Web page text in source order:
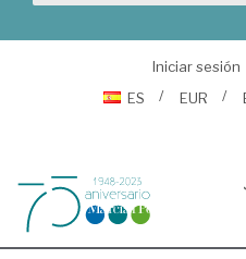
Iniciar sesión
ES
EUR